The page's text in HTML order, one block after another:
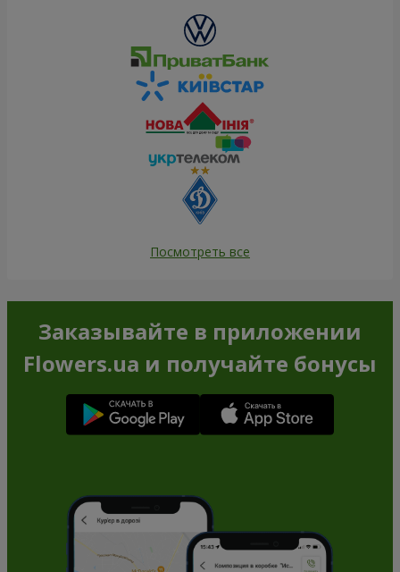
Посмотреть все
Заказывайте в приложении
Flowers.ua и получайте бонусы